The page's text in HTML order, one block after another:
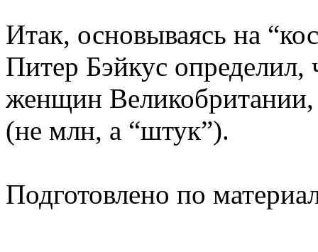
Итак, основываясь на
Питер Бэйкус
женщин
(не млн, а “штук”).
Подготовлено по